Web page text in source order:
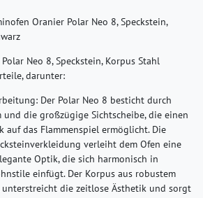
Oranier Polar Neo 8, Speckstein,
Neo 8, Speckstein, Korpus Stahl
darunter:
Der Polar Neo 8 besticht durch
und die großzügige Sichtscheibe, die einen
auf das Flammenspiel ermöglicht. Die
verleiht dem Ofen eine
Optik, die sich harmonisch in
einfügt. Der Korpus aus robustem
unterstreicht die zeitlose Ästhetik und sorgt